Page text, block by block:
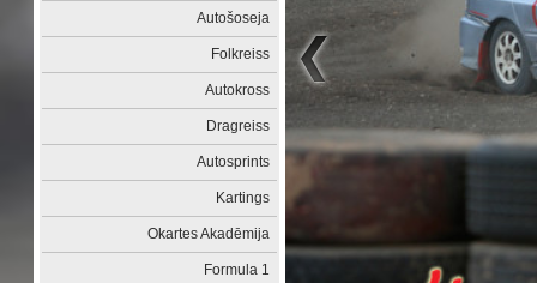
Autošoseja
Folkreiss
Autokross
Dragreiss
Autosprints
Kartings
Okartes Akadēmija
Formula 1